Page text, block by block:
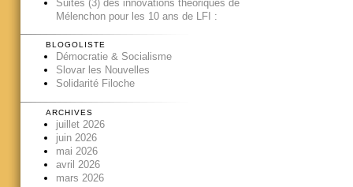
Suites (3) des innovations théoriques de
Mélenchon pour les 10 ans de LFI :
BLOGOLISTE
Démocratie & Socialisme
Slovar les Nouvelles
Solidarité Filoche
ARCHIVES
juillet 2026
juin 2026
mai 2026
avril 2026
mars 2026